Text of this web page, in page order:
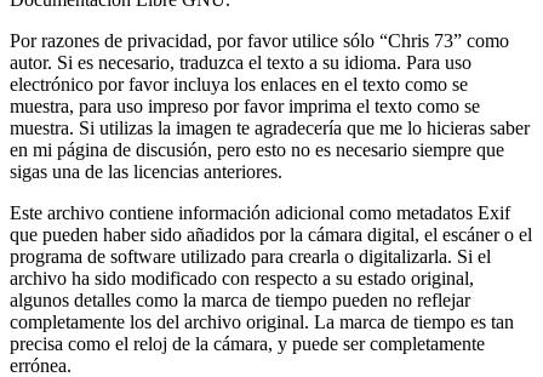
Por razones de privacidad, por favor utilice sólo “Chris 73” como
autor. Si es necesario, traduzca el texto a su idioma. Para uso
electrónico por favor incluya los enlaces en el texto como se
muestra, para uso impreso por favor imprima el texto como se
muestra. Si utilizas la imagen te agradecería que me lo hicieras saber
en mi página de discusión, pero esto no es necesario siempre que
sigas una de las licencias anteriores.
Este archivo contiene información adicional como metadatos Exif
que pueden haber sido añadidos por la cámara digital, el escáner o el
programa de software utilizado para crearla o digitalizarla. Si el
archivo ha sido modificado con respecto a su estado original,
algunos detalles como la marca de tiempo pueden no reflejar
completamente los del archivo original. La marca de tiempo es tan
precisa como el reloj de la cámara, y puede ser completamente
errónea.